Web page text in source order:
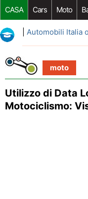
CASA Cars Moto
Riparazione Auto
Automobili Italia
moto
Utilizzo di Data
Motociclismo: